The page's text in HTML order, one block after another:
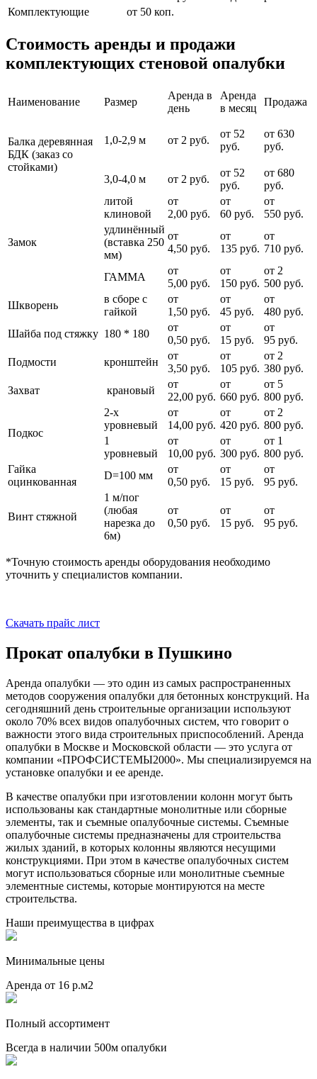
Комплектующие
от 50 коп.
Стоимость аренды и продажи
комплектующих стеновой опалубки
Наименование Размер
Аренда в
день
Аренда
в месяц
Продажа
Балка деревянная
БДК (заказ со
стойками)
1,0-2,9 м от 2 руб.
от 52
руб.
от 630
руб.
3,0-4,0 м от 2 руб.
от 52
руб.
от 680
руб.
Замок
литой
клиновой
от
2,00 руб.
от
60 руб.
от
550 руб.
удлинённый
(вставка 250
мм)
от
4,50 руб.
от
135 руб.
от
710 руб.
ГАММА
от
5,00 руб.
от
150 руб.
от 2
500 руб.
Шкворень
в сборе с
гайкой
от
1,50 руб.
от
45 руб.
от
480 руб.
Шайба под стяжку 180 * 180
от
0,50 руб.
от
15 руб.
от
95 руб.
Подмости
кронштейн
от
3,50 руб.
от
105 руб.
от 2
380 руб.
Захват
крановый
от
22,00 руб.
от
660 руб.
от 5
800 руб.
Подкос
2-х
уровневый
от
14,00 руб.
от
420 руб.
от 2
800 руб.
1
уровневый
от
10,00 руб.
от
300 руб.
от 1
800 руб.
Гайка
оцинкованная
D=100 мм
от
0,50 руб.
от
15 руб.
от
95 руб.
Винт стяжной
1 м/пог
(любая
нарезка до
6м)
от
0,50 руб.
от
15 руб.
от
95 руб.
*Точную стоимость аренды оборудования необходимо
уточнить у специалистов компании.
Скачать прайс лист
Прокат опалубки в Пушкино
Аренда опалубки — это один из самых распространенных
методов сооружения опалубки для бетонных конструкций. На
сегодняшний день строительные организации используют
около 70% всех видов опалубочных систем, что говорит о
важности этого вида строительных приспособлений. Аренда
опалубки в Москве и Московской области — это услуга от
компании «ПРОФСИСТЕМЫ2000». Мы специализируемся на
установке опалубки и ее аренде.
В качестве опалубки при изготовлении колонн могут быть
использованы как стандартные монолитные или сборные
элементы, так и съемные опалубочные системы. Съемные
опалубочные системы предназначены для строительства
жилых зданий, в которых колонны являются несущими
конструкциями. При этом в качестве опалубочных систем
могут использоваться сборные или монолитные съемные
элементные системы, которые монтируются на месте
строительства.
Наши преимущества в цифрах
Минимальные цены
Аренда от 16 р.м2
Полный ассортимент
Всегда в наличии 500м опалубки